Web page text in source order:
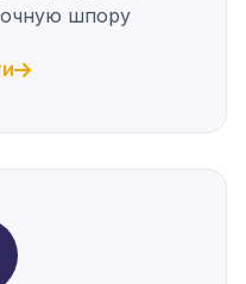
шпору